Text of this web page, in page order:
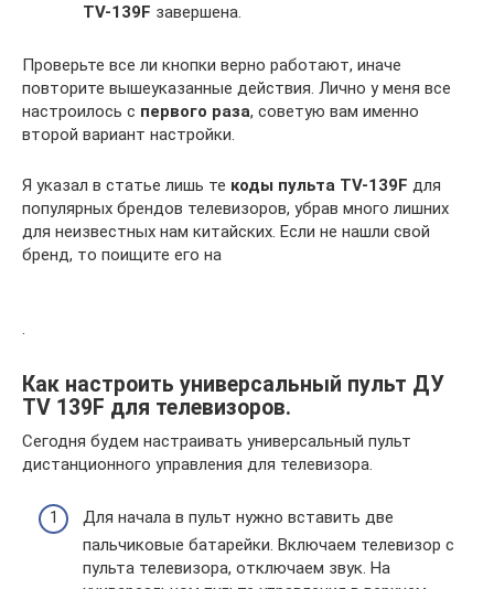
TV-139F завершена.
Проверьте все ли кнопки верно работают, иначе
повторите вышеуказанные действия. Лично у меня все
настроилось с первого раза, советую вам именно
второй вариант настройки.
Я указал в статье лишь те коды пульта TV-139F для
популярных брендов телевизоров, убрав много лишних
для неизвестных нам китайских. Если не нашли свой
бренд, то поищите его на
Как настроить универсальный пульт ДУ
TV 139F для телевизоров.
Сегодня будем настраивать универсальный пульт
дистанционного управления для телевизора.
Для начала в пульт нужно вставить две
пальчиковые батарейки. Включаем телевизор с
пульта телевизора, отключаем звук. На